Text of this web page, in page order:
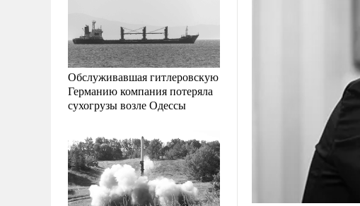
Обслуживавшая гитлеровскую
Германию компания потеряла
сухогрузы возле Одессы